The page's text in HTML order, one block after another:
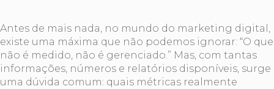
Antes de mais nada, no mundo do marketing digital,
existe uma máxima que não podemos ignorar: “O que
não é medido, não é gerenciado.” Mas, com tantas
informações, números e relatórios disponíveis, surge
uma dúvida comum: quais métricas realmente